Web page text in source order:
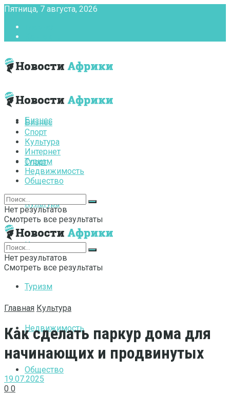
Пятница, 7 августа, 2026
Бизнес
Спорт
Культура
Интернет
Туризм
Недвижимость
Общество
Бизнес
Спорт
Культура
Интернет
Туризм
Недвижимость
Общество
Нет результатов
Смотреть все результаты
Нет результатов
Смотреть все результаты
Главная Культура
Как сделать паркур дома для
начинающих и продвинутых
19.07.2025
0 0